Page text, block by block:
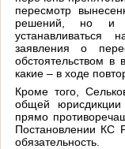
пересмотр
решений, но и
устанавливаться
заявления о
обстоятельством
какие – в ходе
Кроме того,
общей
прямо
Постановлении КС
обязательность.